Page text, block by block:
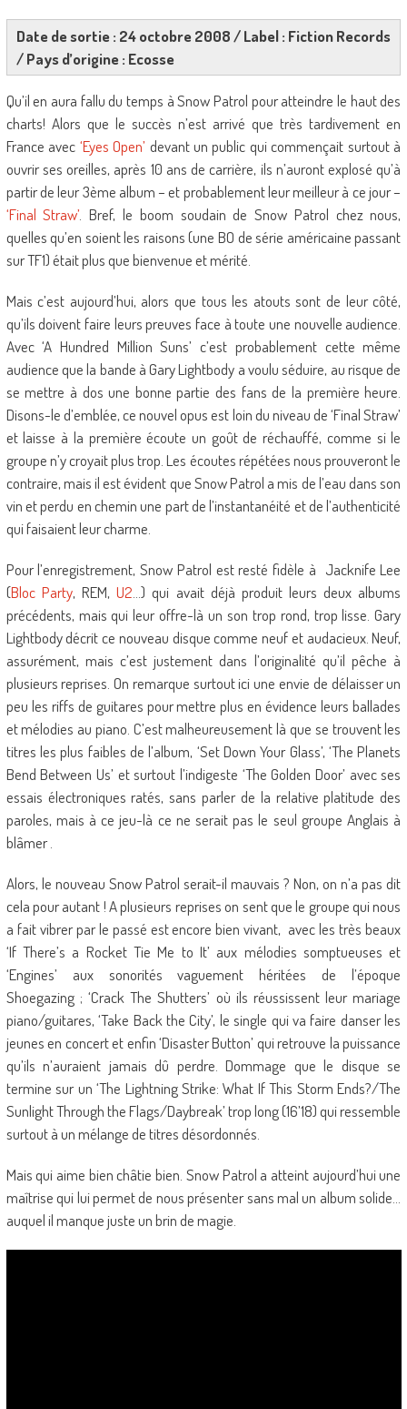
Date de sortie : 24 octobre 2008 / Label : Fiction Records
/ Pays d’origine : Ecosse
Qu’il en aura fallu du temps à Snow Patrol pour atteindre le haut des
charts! Alors que le succès n’est arrivé que très tardivement en
France avec ‘Eyes Open’ devant un public qui commençait surtout à
ouvrir ses oreilles, après 10 ans de carrière, ils n’auront explosé qu’à
partir de leur 3ème album – et probablement leur meilleur à ce jour –
‘Final Straw’ . Bref, le boom soudain de Snow Patrol chez nous,
quelles qu’en soient les raisons (une BO de série américaine passant
sur TF1) était plus que bienvenue et mérité.
Mais c’est aujourd’hui, alors que tous les atouts sont de leur côté,
qu’ils doivent faire leurs preuves face à toute une nouvelle audience.
Avec ‘A Hundred Million Suns’ c’est probablement cette même
audience que la bande à Gary Lightbody a voulu séduire, au risque de
se mettre à dos une bonne partie des fans de la première heure.
Disons-le d’emblée, ce nouvel opus est loin du niveau de ‘Final Straw’
et laisse à la première écoute un goût de réchauffé, comme si le
groupe n’y croyait plus trop. Les écoutes répétées nous prouveront le
contraire, mais il est évident que Snow Patrol a mis de l’eau dans son
vin et perdu en chemin une part de l’instantanéité et de l’authenticité
qui faisaient leur charme.
Pour l’enregistrement, Snow Patrol est resté fidèle à Jacknife Lee
(Bloc Party, REM,U2 …) qui avait déjà produit leurs deux albums
précédents, mais qui leur offre-là un son trop rond, trop lisse. Gary
Lightbody décrit ce nouveau disque comme neuf et audacieux. Neuf,
assurément, mais c’est justement dans l’originalité qu’il pêche à
plusieurs reprises. On remarque surtout ici une envie de délaisser un
peu les riffs de guitares pour mettre plus en évidence leurs ballades
et mélodies au piano. C’est malheureusement là que se trouvent les
titres les plus faibles de l’album, ‘Set Down Your Glass’, ‘The Planets
Bend Between Us’ et surtout l’indigeste ‘The Golden Door’ avec ses
essais électroniques ratés, sans parler de la relative platitude des
paroles, mais à ce jeu-là ce ne serait pas le seul groupe Anglais à
blâmer .
Alors, le nouveau Snow Patrol serait-il mauvais ? Non, on n’a pas dit
cela pour autant ! A plusieurs reprises on sent que le groupe qui nous
a fait vibrer par le passé est encore bien vivant, avec les très beaux
‘If There’s a Rocket Tie Me to It’ aux mélodies somptueuses et
‘Engines’ aux sonorités vaguement héritées de l’époque
Shoegazing ; ‘Crack The Shutters’ où ils réussissent leur mariage
piano/guitares, ‘Take Back the City’, le single qui va faire danser les
jeunes en concert et enfin ‘Disaster Button’ qui retrouve la puissance
qu’ils n’auraient jamais dû perdre. Dommage que le disque se
termine sur un ‘The Lightning Strike: What If This Storm Ends?/The
Sunlight Through the Flags/Daybreak’ trop long (16’18) qui ressemble
surtout à un mélange de titres désordonnés.
Mais qui aime bien châtie bien. Snow Patrol a atteint aujourd’hui une
maîtrise qui lui permet de nous présenter sans mal un album solide…
auquel il manque juste un brin de magie.